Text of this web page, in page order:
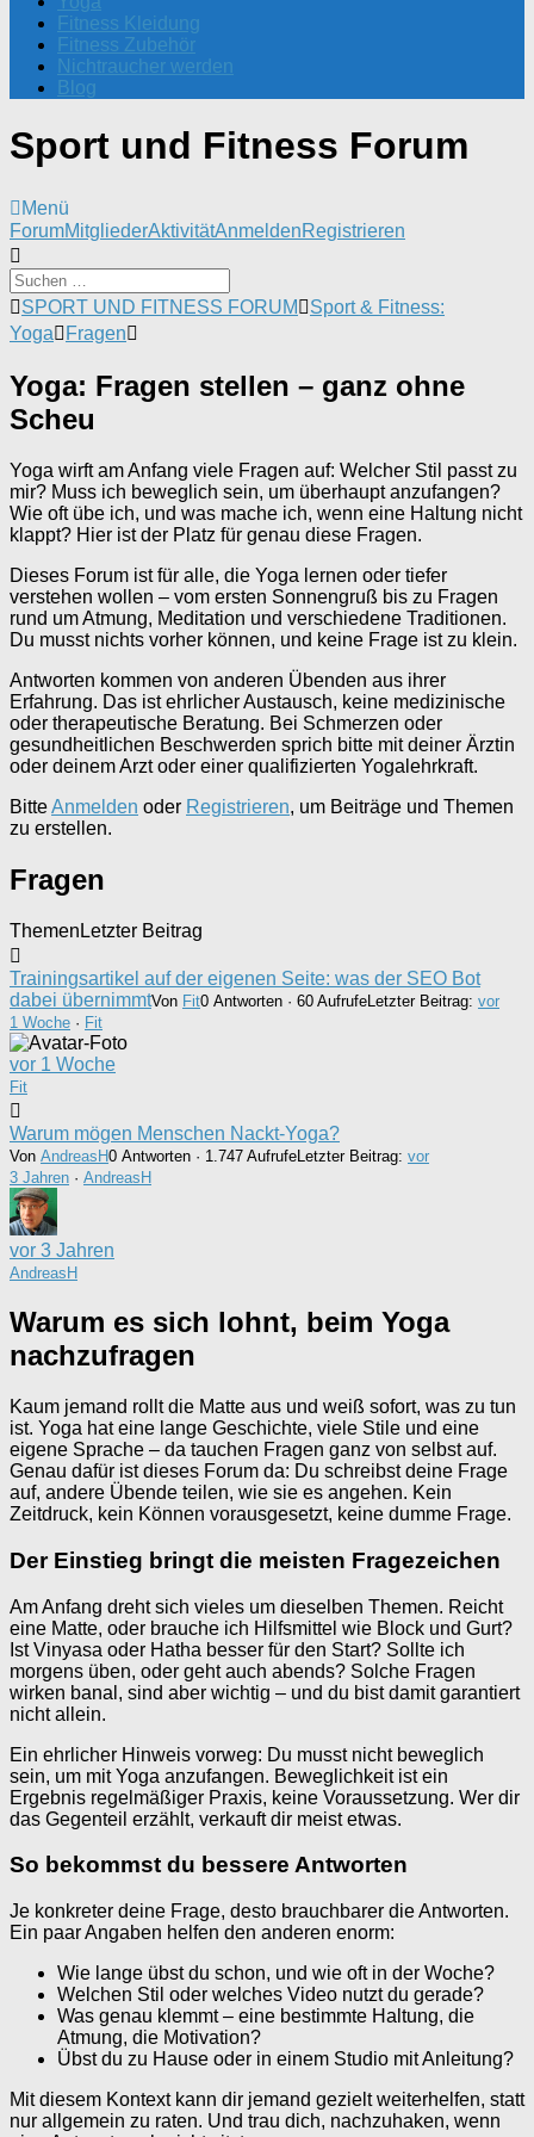
Fitness Kleidung
Fitness Zubehör
Nichtraucher werden
Blog
Sport und Fitness Forum
Menü
Forum-
Navigation
ForumMitgliederAktivitätAnmeldenRegistrieren
Forum-
Breadcrumbs
-
bist
hier:
SPORT UND FITNESS FORUM
Sport & Fitness:
Yoga
Fragen
Yoga: Fragen stellen – ganz ohne
Scheu
Yoga wirft am Anfang viele Fragen auf: Welcher Stil passt zu
mir? Muss ich beweglich sein, um überhaupt anzufangen?
Wie oft übe ich, und was mache ich, wenn eine Haltung nicht
klappt? Hier ist der Platz für genau diese Fragen.
Dieses Forum ist für alle, die Yoga lernen oder tiefer
verstehen wollen – vom ersten Sonnengruß bis zu Fragen
rund um Atmung, Meditation und verschiedene Traditionen.
Du musst nichts vorher können, und keine Frage ist zu klein.
Antworten kommen von anderen Übenden aus ihrer
Erfahrung. Das ist ehrlicher Austausch, keine medizinische
oder therapeutische Beratung. Bei Schmerzen oder
gesundheitlichen Beschwerden sprich bitte mit deiner Ärztin
oder deinem Arzt oder einer qualifizierten Yogalehrkraft.
BitteAnmelden oder Registrieren, um Beiträge und Themen
zu erstellen.
Fragen
Themen Letzter Beitrag
Trainingsartikel auf der eigenen Seite: was der SEO Bot
dabei übernimmtVon Fit0 Antworten · 60 AufrufeLetzter Beitrag: vor
1 Woche · Fit
vor 1 Woche
Fit
Warum mögen Menschen Nackt-Yoga?
Von AndreasH0 Antworten · 1.747 AufrufeLetzter Beitrag: vor
3 Jahren · AndreasH
vor 3 Jahren
AndreasH
Warum es sich lohnt, beim Yoga
nachzufragen
Kaum jemand rollt die Matte aus und weiß sofort, was zu tun
ist. Yoga hat eine lange Geschichte, viele Stile und eine
eigene Sprache – da tauchen Fragen ganz von selbst auf.
Genau dafür ist dieses Forum da: Du schreibst deine Frage
auf, andere Übende teilen, wie sie es angehen. Kein
Zeitdruck, kein Können vorausgesetzt, keine dumme Frage.
Der Einstieg bringt die meisten Fragezeichen
Am Anfang dreht sich vieles um dieselben Themen. Reicht
eine Matte, oder brauche ich Hilfsmittel wie Block und Gurt?
Ist Vinyasa oder Hatha besser für den Start? Sollte ich
morgens üben, oder geht auch abends? Solche Fragen
wirken banal, sind aber wichtig – und du bist damit garantiert
nicht allein.
Ein ehrlicher Hinweis vorweg: Du musst nicht beweglich
sein, um mit Yoga anzufangen. Beweglichkeit ist ein
Ergebnis regelmäßiger Praxis, keine Voraussetzung. Wer dir
das Gegenteil erzählt, verkauft dir meist etwas.
So bekommst du bessere Antworten
Je konkreter deine Frage, desto brauchbarer die Antworten.
Ein paar Angaben helfen den anderen enorm:
Wie lange übst du schon, und wie oft in der Woche?
Welchen Stil oder welches Video nutzt du gerade?
Was genau klemmt – eine bestimmte Haltung, die
Atmung, die Motivation?
Übst du zu Hause oder in einem Studio mit Anleitung?
Mit diesem Kontext kann dir jemand gezielt weiterhelfen, statt
nur allgemein zu raten. Und trau dich, nachzuhaken, wenn